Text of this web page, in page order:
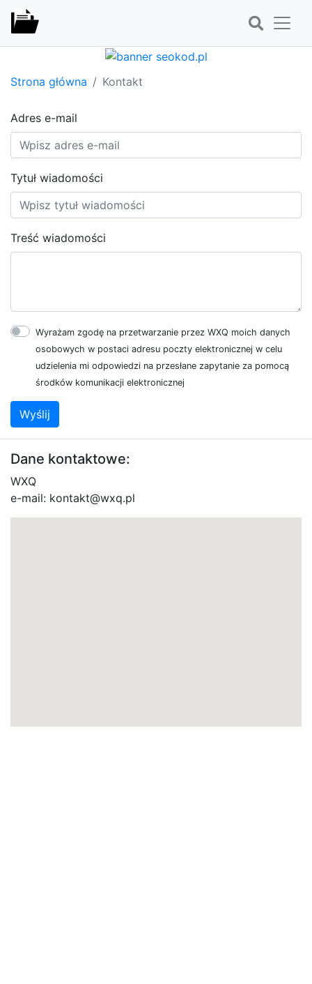
Strona główna Kontakt
Adres e-mail
Tytuł wiadomości
Treść wiadomości
Wyrażam zgodę na przetwarzanie przez WXQ moich danych
osobowych w postaci adresu poczty elektronicznej w celu
udzielenia mi odpowiedzi na przesłane zapytanie za pomocą
środków komunikacji elektronicznej
Wyślij
Dane kontaktowe:
WXQ
e-mail: kontakt@wxq.pl